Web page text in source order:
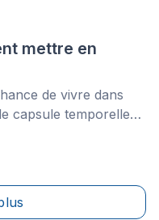
mettre en
de vivre dans
capsule temporelle
le design rétro de
qu’après un
un peu de